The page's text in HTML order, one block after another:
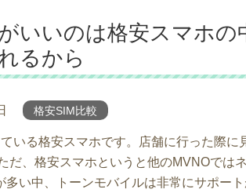
いいのは格安スマホの
るから
格安SIM比較
いる格安スマホです。店舗に行った際に
だ、格安スマホというと他のMVNOでは
い中、トーンモバイルは非常にサポート